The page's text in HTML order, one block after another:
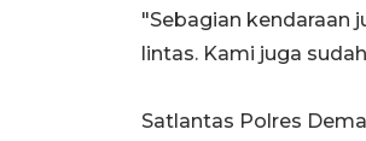
"Sebagian kendaraan
lintas. Kami juga
Satlantas Polres